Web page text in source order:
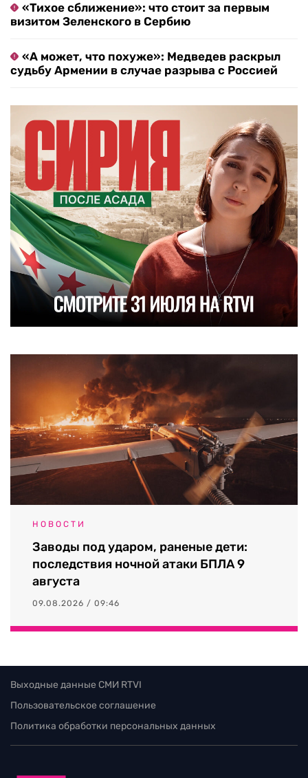
«Тихое сближение»: что стоит за первым
визитом Зеленского в Сербию
«А может, что похуже»: Медведев раскрыл
судьбу Армении в случае разрыва с Россией
НОВОСТИ
Заводы под ударом, раненые дети:
последствия ночной атаки БПЛА 9
августа
09.08.2026 / 09:46
Выходные данные СМИ RTVI
Пользовательское соглашение
Политика обработки персональных данных